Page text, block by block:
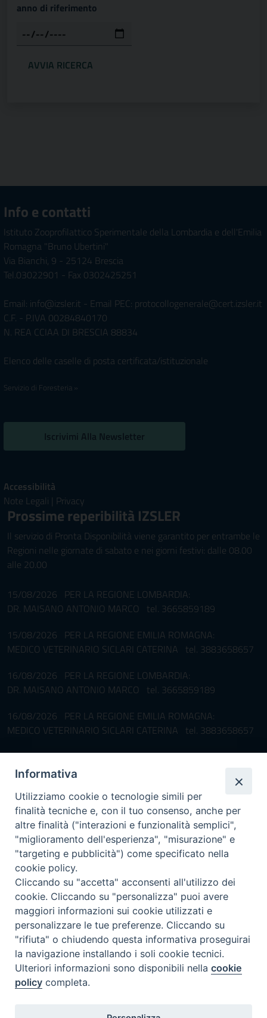
anno di riferimento
Info e contatti
Istituto Zooprofilattico Sperimentale della Lombardia e dell'Emilia
Romagna "Bruno Ubertini"
Via Bianchi, 9 - 25124 Brescia
Tel.03022901 - Fax 0302425251
Email: info@izsler.it - Email PEC: protocollogenerale@cert.izsler.it
C.F. - P.IVA 00284840170
N. REA CCIAA DI BRESCIA 88834
Elenco delle caselle di posta certificata/istituzionale
Servizio di Foresteria »
Iscrivimi Alla Newsletter
Accessibilità
Note Legali | Privacy
Prossime reperibilità IZSLER
Il servizio di Pronta Disponibilità viene garantito per entrambe le
Regioni nelle giornate di sabato e nei giorni festivi: dalle 08.00
alle 20.00
15/08/2026 PER LA REGIONE LOMBARDIA:
DR. MAISANO ANTONIO MARCO tel. 3665859189
15/08/2026 PER LA REGIONE EMILIA ROMAGNA:
MEDICO VETERINARIO SICLARI CATERINA tel. 3883658657
16/08/2026 PER LA REGIONE LOMBARDIA:
DR. MAISANO ANTONIO MARCO tel. 3665859189
16/08/2026 PER LA REGIONE EMILIA ROMAGNA:
MEDICO VETERINARIO SICLARI CATERINA tel. 3883658657
Il servizio di Pronta Disponibilità viene garantito per entrambe le
Regioni nelle giornate di sabato e nei giorni festivi: dalle 08.00
alle 20.00
Accompagnare il campione con la scheda di segnalazione caso
(Link alla Circolare)e la relativa modulistica
Per l'Emilia-Romagna :
Per la Lombardia :Link al Mod.Accompagnamento
15/08/2026 PER LA REGIONE LOMBARDIA:
DR. FINAZZI GUIDO tel. 3498233968
15/08/2026 PER LA REGIONE EMILIA ROMAGNA:
DR.SSA BASSI PATRIZIA tel. 3312331005
Informativa
Utilizziamo cookie o tecnologie simili per
finalità tecniche e, con il tuo consenso, anche per
altre finalità ("interazioni e funzionalità semplici",
"miglioramento dell'esperienza", "misurazione" e
"targeting e pubblicità") come specificato nella
cookie policy.
Cliccando su "accetta" acconsenti all'utilizzo dei
cookie. Cliccando su "personalizza" puoi avere
maggiori informazioni sui cookie utilizzati e
personalizzare le tue preferenze. Cliccando su
"rifiuta" o chiudendo questa informativa proseguirai
la navigazione installando i soli cookie tecnici.
Ulteriori informazioni sono disponibili nellacookie
policy completa.